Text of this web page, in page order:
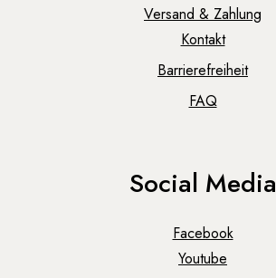
Versand & Zahlung
Kontakt
Barrierefreiheit
FAQ
Social Media
Facebook
Youtube